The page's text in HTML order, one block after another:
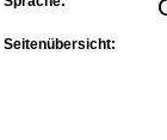
Seitenübersicht: